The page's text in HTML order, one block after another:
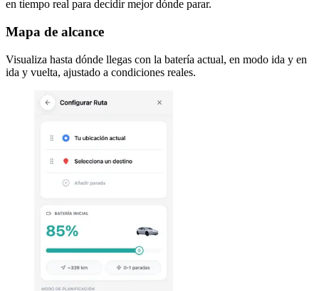
en tiempo real para decidir mejor dónde parar.
Mapa de alcance
Visualiza hasta dónde llegas con la batería actual, en modo ida y en
ida y vuelta, ajustado a condiciones reales.